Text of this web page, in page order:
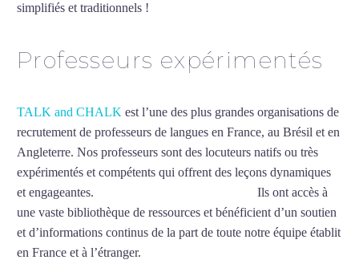
simplifiés et traditionnels !
Professeurs expérimentés
TALK and CHALK est l’une des plus grandes organisations de
recrutement de professeurs de langues en France, au Brésil et en
Angleterre. Nos professeurs sont des locuteurs natifs ou très
expérimentés et compétents qui offrent des leçons dynamiques
et engageantes.
Ils ont accès à
une vaste bibliothèque de ressources et bénéficient d’un soutien
et d’informations continus de la part de toute notre équipe établit
en France et à l’étranger.